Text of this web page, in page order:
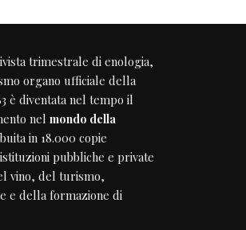
trimestrale di enologia,
organo ufficiale della
è diventata nel tempo il
nel mondo della
in 18.000 copie
pubbliche e private
vino, del turismo,
e della formazione di